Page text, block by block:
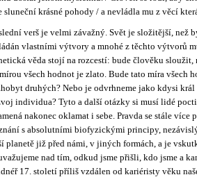
sluneční krásné pohody / a nevládla mu z věcí
verš je velmi závažný. Svět je složitější, než
vlastními výtvory a mnohé z těchto výtvorů
věda stojí na rozcestí: bude člověku
všech hodnot je zlato. Bude tato míra všech
druhých? Nebo je odvrhneme jako kdysi
individua? Tyto a další otázky si musí lidé
nakonec oklamat i sebe. Pravda se stále
s absolutními biofyzickými principy,
planetě již před námi, v jiných formách, a je
nad tím, odkud jsme přišli, kdo jsme a
17. století příliš vzdálen od kariéristy věku